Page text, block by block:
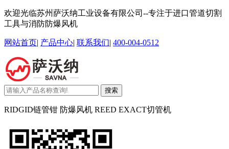
欢迎光临苏州萨沃纳工业设备有限公司--专注于进口管道切割
工具与消防防爆风机
网站首页| 产品中心| 联系我们| 400-004-0512
搜索
RIDGID链管钳 防爆风机 REED EXACT切管机